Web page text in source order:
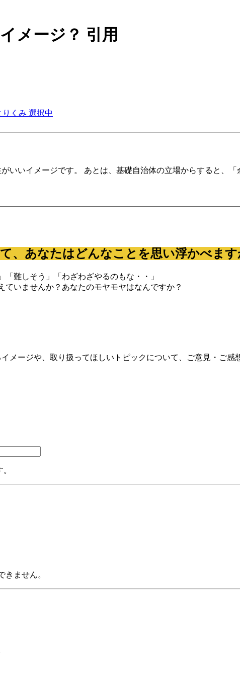
メージ？ 引用
りくみ 選択中
いいイメージです。 あとは、基礎自治体の立場からすると、
、あなたはどんなことを思い浮かべます
「難しそう」「わざわざやるのもな・・」
いませんか？あなたのモヤモヤはなんですか？
メージや、取り扱ってほしいトピックについて、ご意見・ご感
ません。